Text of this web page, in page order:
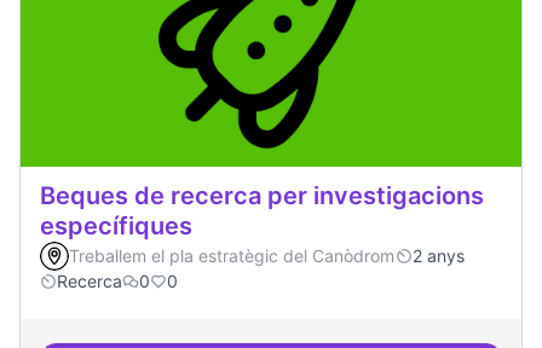
Beques de recerca per investigacions
específiques
Treballem el pla estratègic del Canòdrom
2 anys
Recerca
0 0